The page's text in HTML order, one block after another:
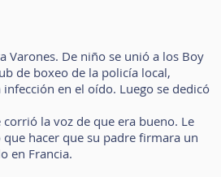
Varones. De niño se unió a los Boy
de boxeo de la policía local,
en el oído. Luego se dedicó
la voz de que era bueno. Le
hacer que su padre firmara un
en Francia.